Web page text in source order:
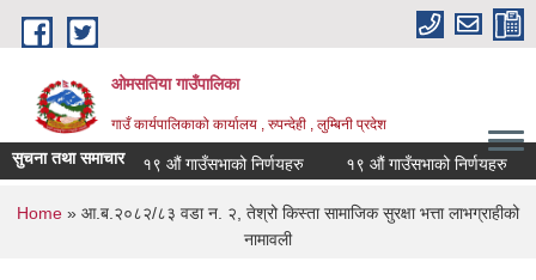
Skip to main content
ओमसतिया गाउँपालिका
गाउँ कार्यपालिकाको कार्यालय , रुपन्देही , लुम्बिनी प्रदेश
सुचना तथा समाचार१९ औं गाउँसभाको निर्णयहरु १९ औं गाउँसभाको निर्णयहरु
You are here
Home » आ.ब.२०८२/८३ वडा न. २, तेश्रो किस्ता सामाजिक सुरक्षा भत्ता लाभग्राहीको
नामावली